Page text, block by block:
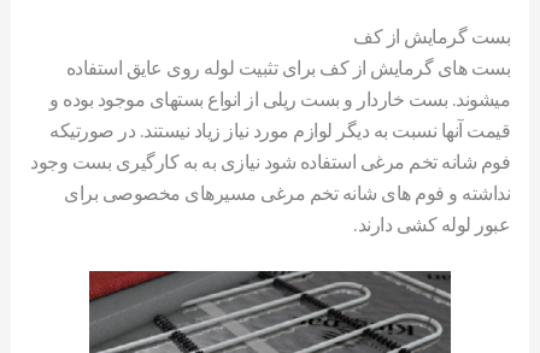
بست گرمایش از کف
بست های گرمایش از کف برای تثبیت لوله روی عایق استفاده
میشوند. بست خاردار و بست ریلی از انواع بستهای موجود بوده و
قیمت آنها نسبت به دیگر لوازم مورد نیاز زیاد نیستند. در صورتیکه
فوم شانه تخم مرغی استفاده شود نیازی به به کارگیری بست وجود
نداشته و فوم های شانه تخم مرغی مسیرهای مخصوصی برای
عبور لوله کشی دارند.